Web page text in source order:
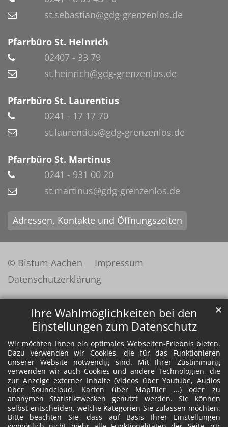
Ihre Wahlmöglichkeiten bei den
Einstellungen zum Datenschutz
Wir möchten Ihnen ein optimales Webseiten-Erlebnis bieten.
Dazu verwenden wir Cookies, die für das Funktionieren
unserer Website notwendig sind. Mit Ihrer Zustimmung
verwenden wir auch Cookies und andere Technologien, die
zur Anzeige externer Inhalte (Videos über Youtube, Audios
über Soundcloud, Karten über MapTiler ...) oder zu
anonymen Statistikzwecken genutzt werden. Sie können
selbst entscheiden, welche Kategorien Sie zulassen möchten.
Bitte beachten Sie, dass auf Basis Ihrer Einstellungen
✕
st.sebastian@gdg-grenzenlos.de
Pfarrbüro St. Heinrich
02407 - 33 79
st.heinrich@gdg-grenzenlos.de
Pfarrbüro St. Laurentius
0241 - 17 17 70
st.laurentius@gdg-grenzenlos.de
Pfarrbüro St. Martinus
0241 - 931 00 20
st.martinus@gdg-grenzenlos.de
Adressen, Kontakte und Öffnungszeiten
© Bistum Aachen
Impressum
Datenschutzerklärung